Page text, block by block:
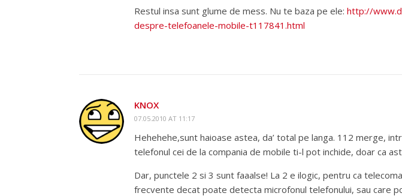
Restul insa sunt glume de mess. Nu te baza pe ele: http://
despre-telefoanele-mobile-t117841.html
KNOX
07.05.2010 AT 11:17
Hehehehe,sunt haioase astea, da’ total pe langa. 112 merge,
telefonul cei de la compania de mobile ti-l pot inchide, doar ca
Dar, punctele 2 si 3 sunt faaalse! La 2 e ilogic, pentru ca
frecvente decat poate detecta microfonul telefonului, sau care